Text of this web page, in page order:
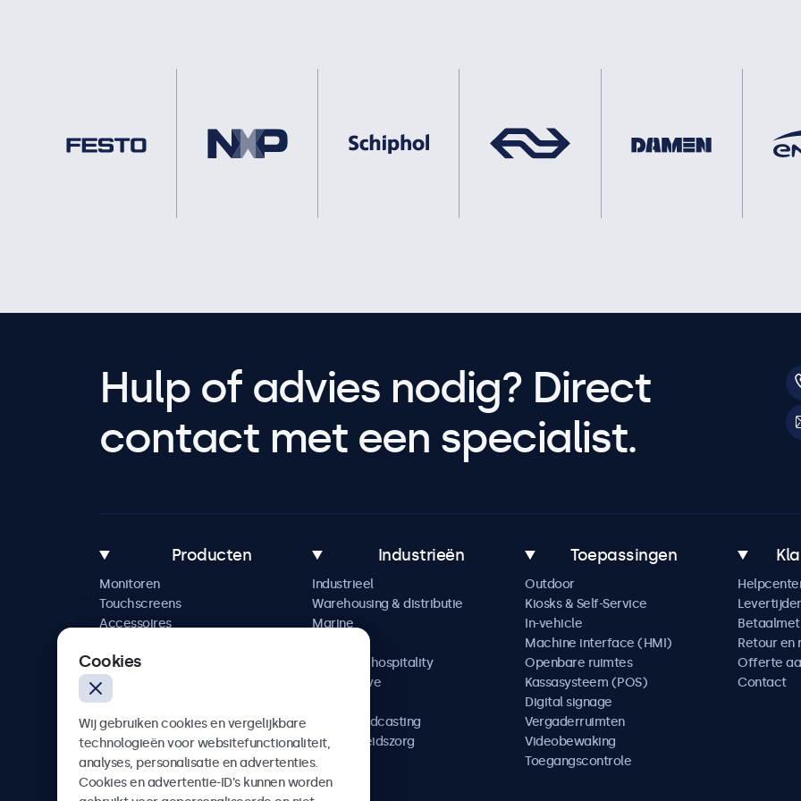
Hulp of advies nodig? Direct
contact met een specialist.
Producten
Monitoren
Touchscreens
Accessoires
Industrieën
Industrieel
Warehousing & distributie
Marine
Horeca & hospitality
Automotive
AV & Broadcasting
Gezondheidszorg
Toepassingen
Outdoor
Kiosks & Self-Service
In-vehicle
Machine interface (HMI)
Openbare ruimtes
Kassasysteem (POS)
Digital signage
Vergaderruimten
Videobewaking
Toegangscontrole
Retour en
Offerte
Contact
Cookies
Wij gebruiken cookies en vergelijkbare
technologieën voor websitefunctionaliteit,
analyses, personalisatie en advertenties.
Cookies en advertentie-ID’s kunnen worden